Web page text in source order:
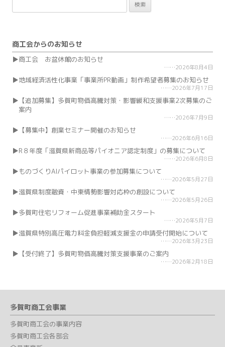
索:
商工会からのお知らせ
商工会 お盆休館のお知らせ
2026年8月4日
地域経済活性化事業「事業所PR動画」制作希望者募集のお知らせ
2026年7月17日
【追加募集】多賀町物価高騰対策・影響緩和支援事業2次募集のご
案内
2026年7月9日
【募集中】創業セミナー開催のお知らせ
2026年6月16日
R８年度「滋賀県新商品等パイオニア認定制度」の募集について
2026年6月8日
ものづくりAIパイロット事業の参加募集について
2026年5月27日
滋賀県制度融資・中東情勢影響対応枠の創設について
2026年5月26日
多賀町住宅リフォーム促進事業補助金スタート
2026年5月7日
滋賀県特別高圧電力料金負担軽減支援金の申請受付開始について
2026年3月23日
【受付終了】多賀町物価高騰対策支援事業のご案内
2026年2月18日
多賀町商工会事業
多賀町商工会の事業内容
多賀町商工会各部会